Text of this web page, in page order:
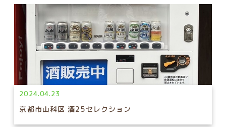
2024.04.23
京都市山科区 酒25セレクション